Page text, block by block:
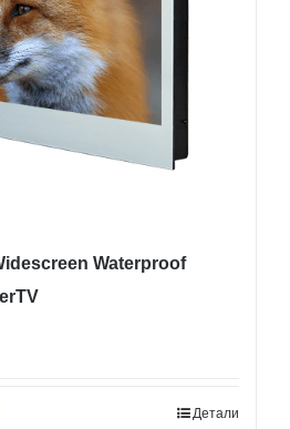
на
странице
товара.
Waterproof
Детали